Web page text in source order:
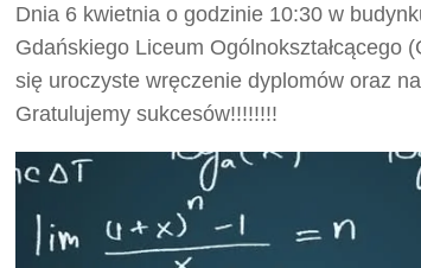
Dnia 6 kwietnia o godzinie 10:30 w
Gdańskiego Liceum Ogólnokształcącego
się uroczyste wręczenie dyplomów oraz
Gratulujemy sukcesów!!!!!!!!